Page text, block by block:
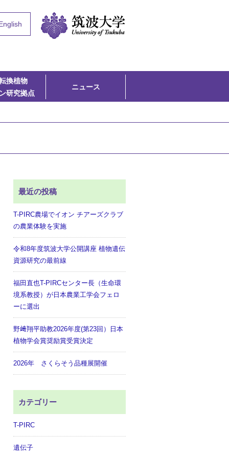
換植物
研究拠点
ニュース
最近の投稿
T-PIRC農場でイオン チアーズクラブ
の農業体験を実施
令和8年度筑波大学公開講座 植物遺伝
資源研究の最前線
福田直也T-PIRCセンター長（生命環
境系教授）が日本農業工学会フェロ
ーに選出
野﨑翔平助教2026年度(第23回）日本
植物学会賞奨励賞受賞決定
2026年 さくらそう品種展開催
カテゴリー
T-PIRC
遺伝子